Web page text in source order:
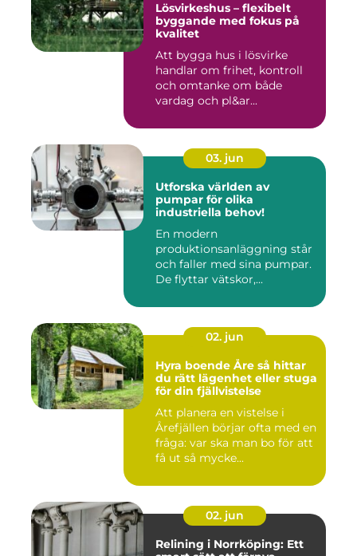
Lösvirkeshus – flexibelt
byggande med fokus på
kvalitet
Att bygga hus i lösvirke
handlar om frihet, kontroll
och omtanke om både
vardag och pl&ar...
03. jun
Utforska världen av
pumpar för olika
industriella behov!
En modern
produktionsanläggning står
och faller med sina pumpar.
De flyttar vätskor,...
02. jun
Hyra boende Åre så hittar
du rätt lägenhet eller stuga
för din fjällvistelse
Att planera en vistelse i
Årefjällen börjar ofta med en
fråga: var ska man bo för att
få ut så mycke...
02. jun
Relining i Norrköping: Ett